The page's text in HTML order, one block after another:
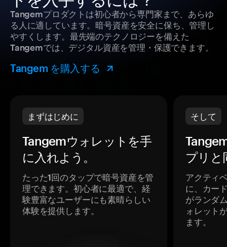
Tangemプロダクトは初心者から専門家まで、あらゆ
る人に適しています。暗号資産を安全に保ち、管理し
やすくします。最先端のテクノロジーを備えた
Tangemでは、デジタル資産を管理・保護できます。
Tangem を購入する
まずはじめに
Tangemウォレットを手
に入れよう。
たった1回のタップで暗号資産を管
理できます。初心者に最適で、経
験豊富なユーザーにも素晴らしい
体験を提供します。
そして
プリと
アクティ
に、カー
がランダ
ォレット
ます。